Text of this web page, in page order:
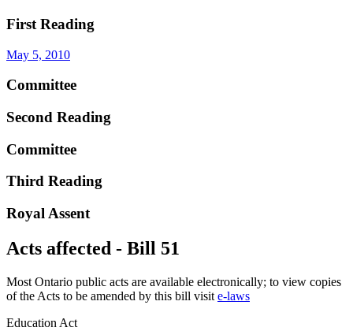
First Reading
May 5, 2010
Committee
Second Reading
Committee
Third Reading
Royal Assent
Acts affected - Bill 51
Most Ontario public acts are available electronically; to view copies
of the Acts to be amended by this bill visit e-laws
Education Act